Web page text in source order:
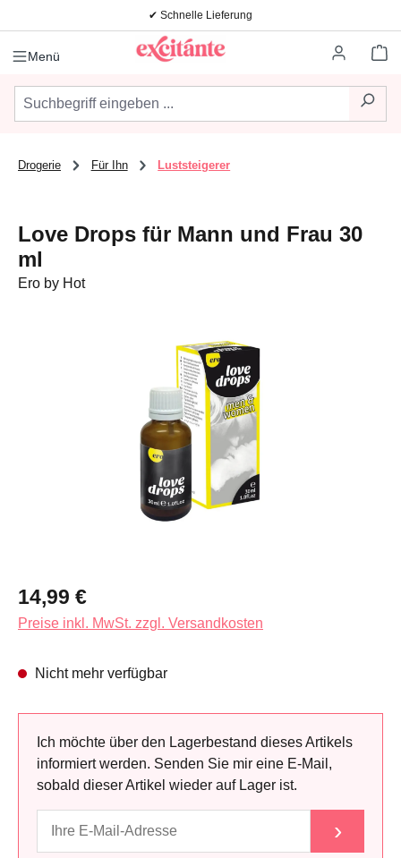
Zum Hauptinhalt springen✔ Schnelle Lieferung
Menü
Drogerie Für Ihn Luststeigerer
Love Drops für Mann und Frau 30
ml
Ero by Hot
Regulärer Preis:
14,99 €
Preise inkl. MwSt. zzgl. Versandkosten
Nicht mehr verfügbar
Ich möchte über den Lagerbestand dieses Artikels
informiert werden. Senden Sie mir eine E-Mail,
sobald dieser Artikel wieder auf Lager ist.
›